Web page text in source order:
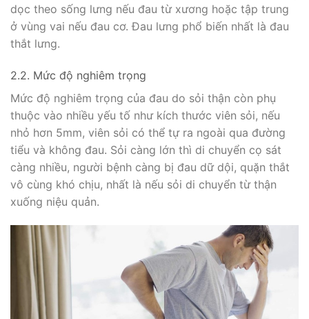
dọc theo sống lưng nếu đau từ xương hoặc tập trung
ở vùng vai nếu đau cơ. Đau lưng phổ biến nhất là đau
thắt lưng.
2.2. Mức độ nghiêm trọng
Mức độ nghiêm trọng của đau do sỏi thận còn phụ
thuộc vào nhiều yếu tố như kích thước viên sỏi, nếu
nhỏ hơn 5mm, viên sỏi có thể tự ra ngoài qua đường
tiểu và không đau. Sỏi càng lớn thì di chuyển cọ sát
càng nhiều, người bệnh càng bị đau dữ dội, quặn thắt
vô cùng khó chịu, nhất là nếu sỏi di chuyển từ thận
xuống niệu quản.